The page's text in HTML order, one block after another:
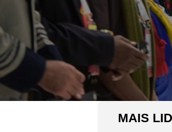
MAIS